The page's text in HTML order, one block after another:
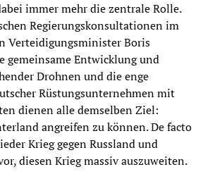
immer mehr die zentrale Rolle.
Regierungskonsultationen im
Verteidigungsminister Boris
gemeinsame Entwicklung und
Drohnen und die enge
Rüstungsunternehmen mit
dienen alle demselben Ziel:
angreifen zu können. De facto
Krieg gegen Russland und
diesen Krieg massiv auszuweiten.